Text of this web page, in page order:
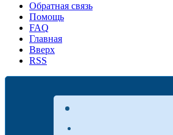
Обратная связь
Помощь
FAQ
Главная
Вверх
RSS